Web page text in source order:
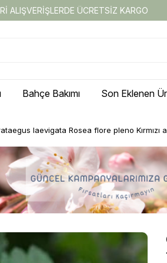
ALIŞVERİŞLERDE ÜCRETSİZ KARGO
Bahçe Bakımı Son Eklenen
laevigata Rosea flore pleno Kırmızı